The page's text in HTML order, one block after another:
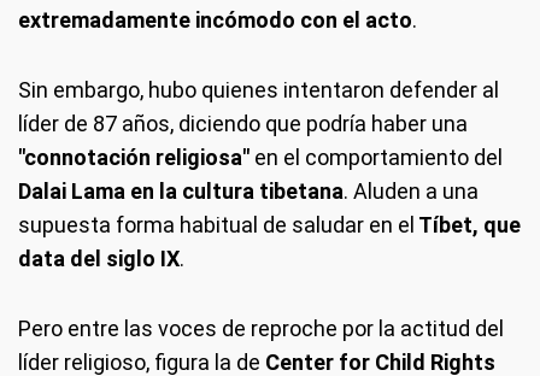
extremadamente incómodo con el acto.
Sin embargo, hubo quienes intentaron defender al
líder de 87 años, diciendo que podría haber una
"connotación religiosa" en el comportamiento del
Dalai Lama en la cultura tibetana. Aluden a una
supuesta forma habitual de saludar en el Tíbet, que
data del siglo IX.
Pero entre las voces de reproche por la actitud del
líder religioso, figura la de Center for Child Rights